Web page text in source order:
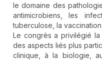
le domaine des
antimicrobiens, les
tuberculose, la
Le congrès a privilégié la
des aspects liés plus
clinique, à la biologie,